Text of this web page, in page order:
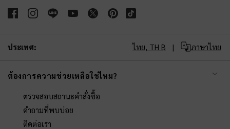
ประเทศ: ไทย, TH ฿ ภาษาไทย
ต้องการความช่วยเหลือใช่ไหม?
ตรวจสอบสถานะคำสั่งซื้อ
คำถามที่พบบ่อย
ติดต่อเรา